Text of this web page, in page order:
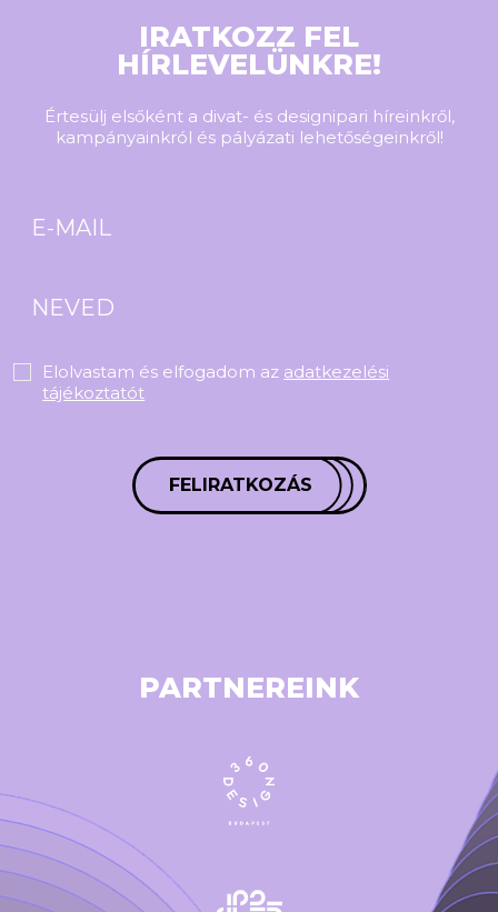
IRATKOZZ FEL
HÍRLEVELÜNKRE!
Értesülj elsőként a divat- és designipari híreinkről,
kampányainkról és pályázati lehetőségeinkről!
Elolvastam és elfogadom az adatkezelési
tájékoztatót
FELIRATKOZÁS
PARTNEREINK